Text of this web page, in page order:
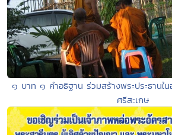
๑ บาท ๑ คำอธิฐาน ร่วมสร้างพระประธานใ
ศรีสะเกษ